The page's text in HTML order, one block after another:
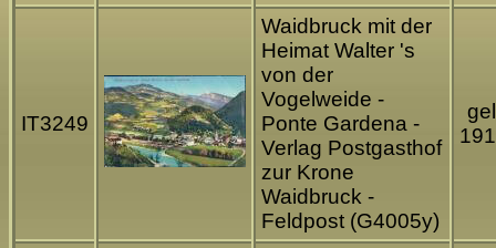
IT3249
Waidbruck mit der
Heimat Walter 's
von der
Vogelweide -
Ponte Gardena -
Verlag Postgasthof
zur Krone
Waidbruck -
Feldpost (G4005y)